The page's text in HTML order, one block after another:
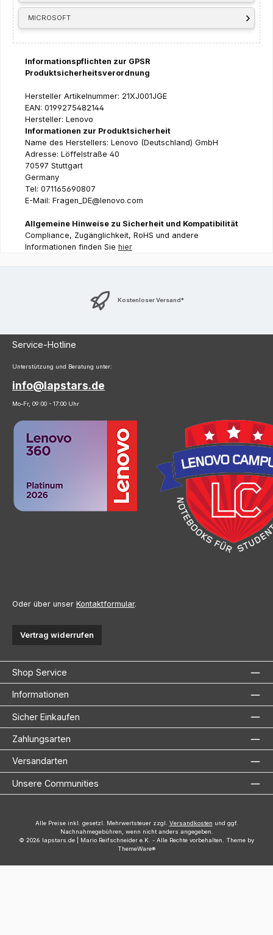
MICROSOFT
Informationspflichten zur GPSR
Produktsicherheitsverordnung
Hersteller Artikelnummer: 21XJ001JGE
EAN: 0199275482144
Hersteller: Lenovo
Informationen zur Produktsicherheit
Name des Herstellers: Lenovo (Deutschland) GmbH
Adresse: Löffelstraße 40
70597 Stuttgart
Germany
Tel: 071165690807
E-Mail: Fragen_DE@lenovo.com
Allgemeine Hinweise zu Sicherheit und Kompatibilität
Compliance, Zugänglichkeit, RoHS und andere
Informationen finden Sie hier
Kostenloser Versand*
Service-Hotline
Unterstützung und Beratung unter:
info@lapstars.de
Mo-Fr, 09:00 - 17:00 Uhr
Oder über unser Kontaktformular.
Vertrag widerrufen
Shop Service
Informationen
Sicher Einkaufen
Zahlungsarten
Versandarten
Unsere Communities
Alle Preise inkl. gesetzl. Mehrwertsteuer zzgl. Versandkosten und ggf.
Nachnahmegebühren, wenn nicht anders angegeben.
© 2026 lapstars.de | Mario Reifschneider e.K. - Alle Rechte vorbehalten. Theme by
ThemeWare®